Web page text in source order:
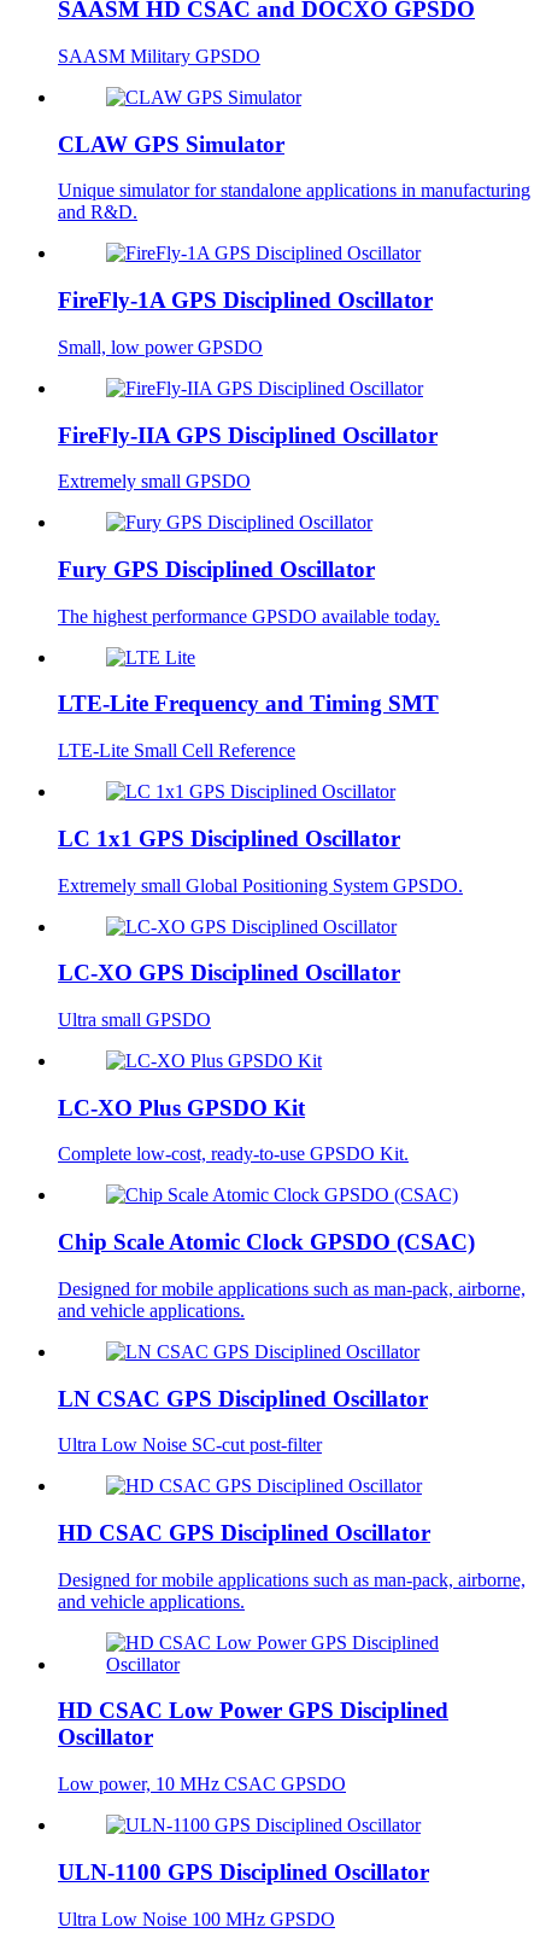
SAASM HD CSAC and DOCXO GPSDO
SAASM Military GPSDO
CLAW GPS Simulator
Unique simulator for standalone applications in manufacturing
and R&D.
FireFly-1A GPS Disciplined Oscillator
Small, low power GPSDO
FireFly-IIA GPS Disciplined Oscillator
Extremely small GPSDO
Fury GPS Disciplined Oscillator
The highest performance GPSDO available today.
LTE-Lite Frequency and Timing SMT
LTE-Lite Small Cell Reference
LC 1x1 GPS Disciplined Oscillator
Extremely small Global Positioning System GPSDO.
LC-XO GPS Disciplined Oscillator
Ultra small GPSDO
LC-XO Plus GPSDO Kit
Complete low-cost, ready-to-use GPSDO Kit.
Chip Scale Atomic Clock GPSDO (CSAC)
Designed for mobile applications such as man-pack, airborne,
and vehicle applications.
LN CSAC GPS Disciplined Oscillator
Ultra Low Noise SC-cut post-filter
HD CSAC GPS Disciplined Oscillator
Designed for mobile applications such as man-pack, airborne,
and vehicle applications.
HD CSAC Low Power GPS Disciplined
Oscillator
Low power, 10 MHz CSAC GPSDO
ULN-1100 GPS Disciplined Oscillator
Ultra Low Noise 100 MHz GPSDO